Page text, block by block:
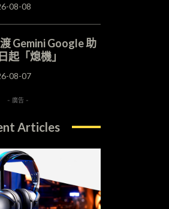
08-08
Gemini Google 助
起「熄機」
08-07
- 廣告 -
Articles